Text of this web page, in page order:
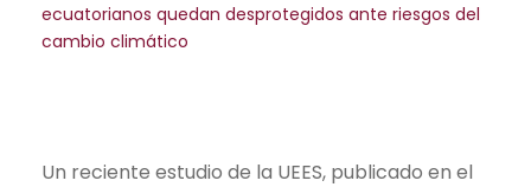
ecuatorianos quedan desprotegidos ante riesgos del
cambio climático
Un reciente estudio de la UEES, publicado en el